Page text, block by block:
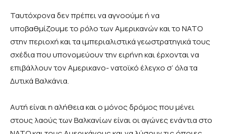
Ταυτόχρονα δεν πρέπει να αγνοούμε ή να
υποβαθμίζουμε το ρόλο των Αμερικανών και το ΝΑΤΟ
στην περιοχή και τα ιμπεριαλιστικά γεωστρατηγικά τους
σχέδια που υπονομεύουν την ειρήνη και έρχονται να
επιβάλλουν τον Αμερικανο- νατοϊκό έλεγχο σ’ όλα τα
Δυτικά Βαλκάνια.
Αυτή είναι η αλήθεια και ο μόνος δρόμος που μένει
στους λαούς των Βαλκανίων είναι οι αγώνες ενάντια στο